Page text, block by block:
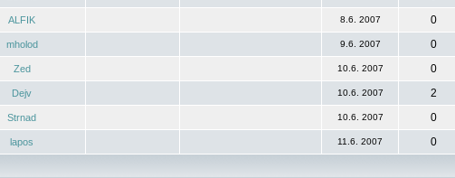
ALFIK 8.6. 2007
0
mholod 9.6. 2007
0
Zed 10.6. 2007
0
Dejv 10.6. 2007
2
Strnad 10.6. 2007
0
lapos 11.6. 2007 0